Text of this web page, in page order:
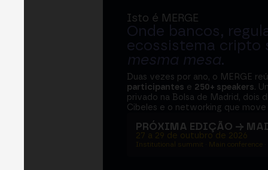
Isto é MERGE
Onde bancos,
ecossistema cripto
mesma mesa.
Duas vezes por ano, o MERGE
participantes e 250+ speakers.
privado na Bolsa de Madrid, dois
Cibeles e o networking que move
PRÓXIMA EDIÇÃO →
27 a 29 de outubro de 2026
Institutional summit · Main conference